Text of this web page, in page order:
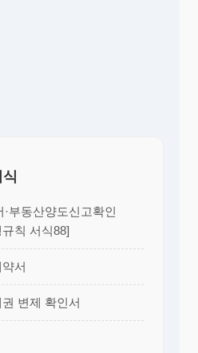
부동산양도신고확인
칙 서식88]
서
변제 확인서